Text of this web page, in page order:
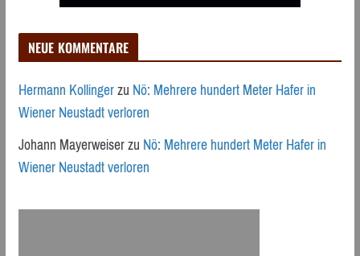
NEUE KOMMENTARE
Hermann KollingerzuNö: Mehrere hundert Meter Hafer in
Wiener Neustadt verloren
Johann MayerweiserzuNö: Mehrere hundert Meter Hafer in
Wiener Neustadt verloren